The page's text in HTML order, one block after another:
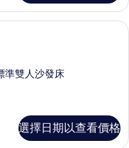
準雙人沙發床
選擇日期以查看價格